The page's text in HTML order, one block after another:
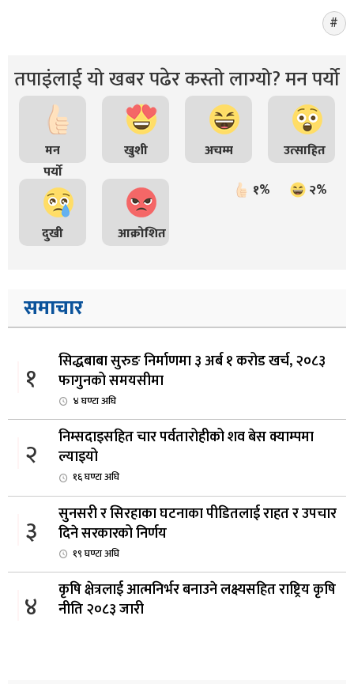
तपाइंलाई यो खबर पढेर कस्तो लाग्यो? मन पर्यो
मन
पर्यो
खुशी अचम्म उत्साहित
दुखी आक्रोशित
१% २%
समाचार
१
सिद्धबाबा सुरुङ निर्माणमा ३ अर्ब १ करोड खर्च, २०८३
फागुनको समयसीमा
४ घण्टा अघि
२
निम्सदाइसहित चार पर्वतारोहीको शव बेस क्याम्पमा
ल्याइयो
१६ घण्टा अघि
३
सुनसरी र सिरहाका घटनाका पीडितलाई राहत र उपचार
दिने सरकारको निर्णय
१९ घण्टा अघि
४
कृषि क्षेत्रलाई आत्मनिर्भर बनाउने लक्ष्यसहित राष्ट्रिय कृषि
नीति २०८३ जारी